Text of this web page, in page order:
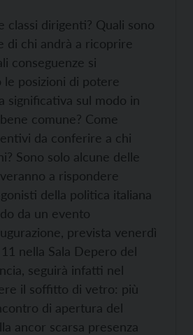
classi dirigenti? Quali sono
di chi andrà a ricoprire
conseguenze si
posizioni di potere
significativa sul modo in
comune? Come
da conferire a chi
Sono solo alcune delle
a rispondere
della politica italiana
da un evento
prevista venerdì
nella Sala Depero del
seguirà infatti nel
il soffitto di vetro: più
di apertura del
ancor scarsa presenza